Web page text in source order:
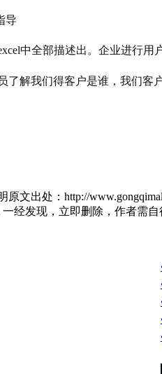
导
中全部描述出。企业进行
解我们得客户是谁，我们
文出处：http://
发现，立即删除，作者需